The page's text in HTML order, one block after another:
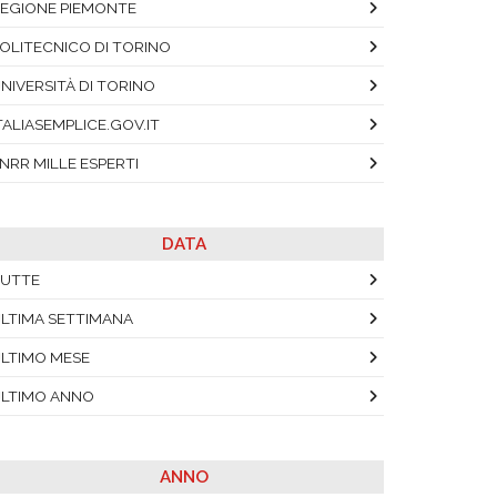
PIEMONTE
DI TORINO
DI TORINO
MILLE ESPERTI
DATA
SETTIMANA
MESE
ANNO
ANNO